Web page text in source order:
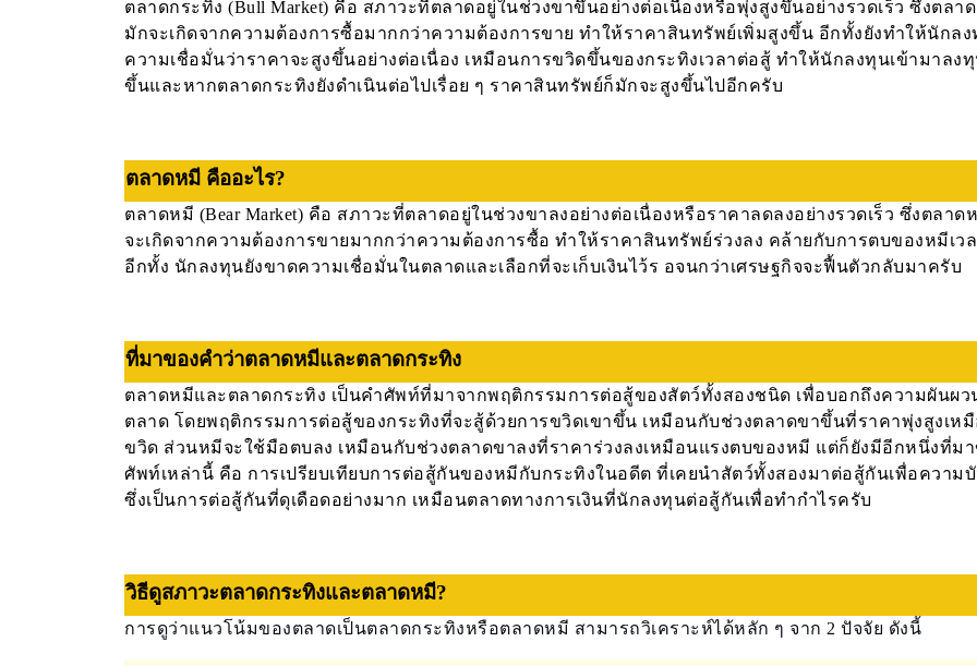
ตลาดกระทิง (Bull Market) คือ สภาวะที่ตลาดอยู่ในช่วงขาขึ้นอย่างต่อเนื่องหรือพุ่งสูงขึ้นอย่างรวดเร็ว ซึ่งตลา
มักจะเกิดจากความต้องการซื้อมากกว่าความต้องการขาย ทำให้ราคาสินทรัพย์เพิ่มสูงขึ้น อีกทั้งยังทำให้นักล
ความเชื่อมั่นว่าราคาจะสูงขึ้นอย่างต่อเนื่อง เหมือนการขวิดขึ้นของกระทิงเวลาต่อสู้ ทำให้นักลงทุนเข้ามาลง
ขึ้นและหากตลาดกระทิงยังดำเนินต่อไปเรื่อย ๆ ราคาสินทรัพย์ก็มักจะสูงขึ้นไปอีกครับ
ตลาดหมี คืออะไร?
ตลาดหมี (Bear Market) คือ สภาวะที่ตลาดอยู่ในช่วงขาลงอย่างต่อเนื่องหรือราคาลดลงอย่างรวดเร็ว ซึ่งตลาด
จะเกิดจากความต้องการขายมากกว่าความต้องการซื้อ ทำให้ราคาสินทรัพย์ร่วงลง คล้ายกับการตบของหมีเว
อีกทั้ง นักลงทุนยังขาดความเชื่อมั่นในตลาดและเลือกที่จะเก็บเงินไว้ร อจนกว่าเศรษฐกิจจะฟื้นตัวกลับมาครับ
ที่มาของคำว่าตลาดหมีและตลาดกระทิง
ตลาดหมีและตลาดกระทิง เป็นคำศัพท์ที่มาจากพฤติกรรมการต่อสู้ของสัตว์ทั้งสองชนิด เพื่อบอกถึงความผันผว
ตลาด โดยพฤติกรรมการต่อสู้ของกระทิงที่จะสู้ด้วยการขวิดเขาขึ้น เหมือนกับช่วงตลาดขาขึ้นที่ราคาพุ่งสูงเห
ขวิด ส่วนหมีจะใช้มือตบลง เหมือนกับช่วงตลาดขาลงที่ราคาร่วงลงเหมือนแรงตบของหมี แต่ก็ยังมีอีกหนึ่งที่ม
ศัพท์เหล่านี้ คือ การเปรียบเทียบการต่อสู้กันของหมีกับกระทิงในอดีต ที่เคยนำสัตว์ทั้งสองมาต่อสู้กันเพื่อความบั
ซึ่งเป็นการต่อสู้กันที่ดุเดือดอย่างมาก เหมือนตลาดทางการเงินที่นักลงทุนต่อสู้กันเพื่อทำกำไรครับ
วิธีดูสภาวะตลาดกระทิงและตลาดหมี?
การดูว่าแนวโน้มของตลาดเป็นตลาดกระทิงหรือตลาดหมี สามารถวิเคราะห์ได้หลัก ๆ จาก 2 ปัจจัย ดังนี้